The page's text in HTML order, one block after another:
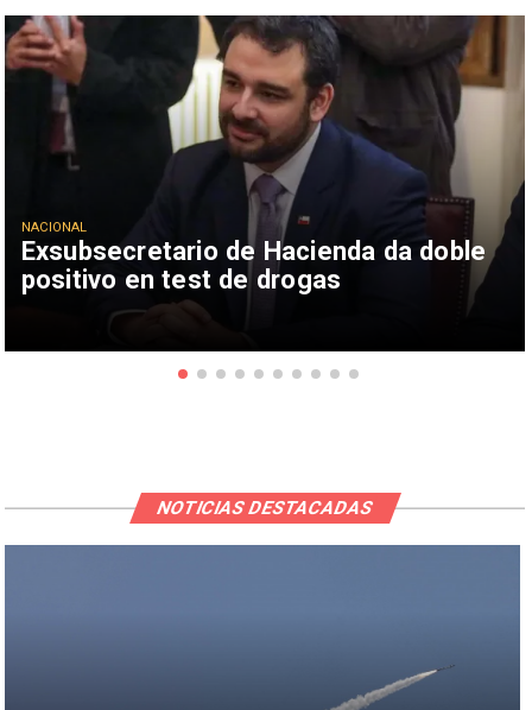
Exsubsecretario de Hacienda da doble
positivo en test de drogas
NACIONAL
NOTICIAS DESTACADAS